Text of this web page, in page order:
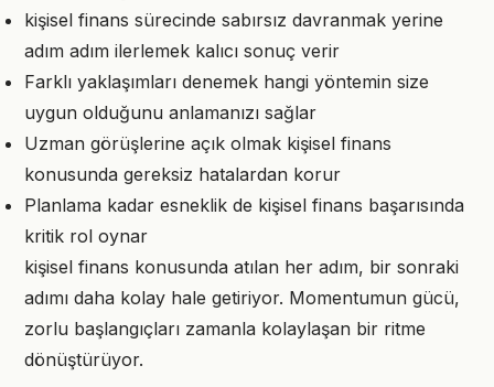
kişisel finans sürecinde sabırsız davranmak yerine
adım adım ilerlemek kalıcı sonuç verir
Farklı yaklaşımları denemek hangi yöntemin size
uygun olduğunu anlamanızı sağlar
Uzman görüşlerine açık olmak kişisel finans
konusunda gereksiz hatalardan korur
Planlama kadar esneklik de kişisel finans başarısında
kritik rol oynar
kişisel finans konusunda atılan her adım, bir sonraki
adımı daha kolay hale getiriyor. Momentumun gücü,
zorlu başlangıçları zamanla kolaylaşan bir ritme
dönüştürüyor.